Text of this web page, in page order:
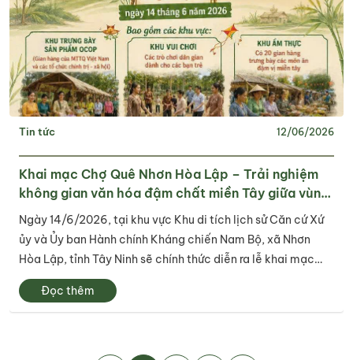
Tin tức 12/06/2026
Khai mạc Chợ Quê Nhơn Hòa Lập – Trải nghiệm
không gian văn hóa đậm chất miền Tây giữa vùng
đất cách mạng
Ngày 14/6/2026, tại khu vực Khu di tích lịch sử Căn cứ Xứ
ủy và Ủy ban Hành chính Kháng chiến Nam Bộ, xã Nhơn
Hòa Lập, tỉnh Tây Ninh sẽ chính thức diễn ra lễ khai mạc
Chợ Quê Nhơn Hòa Lập – một hoạt động văn hóa, du lịch
cộng đồng đặc sắc nhằm bảo...
Đọc thêm